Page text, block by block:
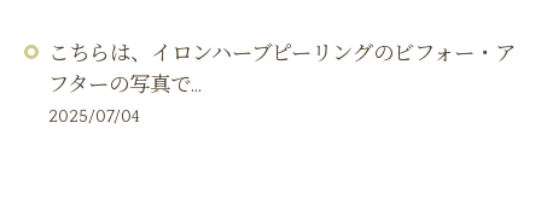
こちらは、イロンハーブピーリングのビフォー・ア
フターの写真で...
2025/07/04